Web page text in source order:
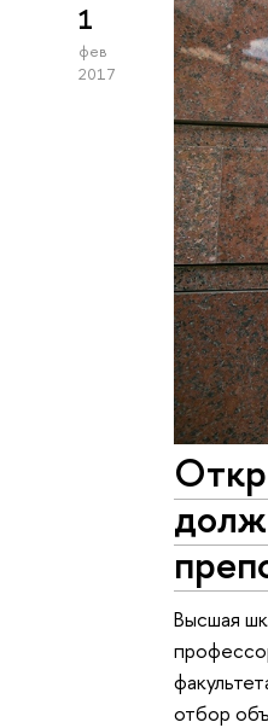
1
фев
2017
Высшая
отбор